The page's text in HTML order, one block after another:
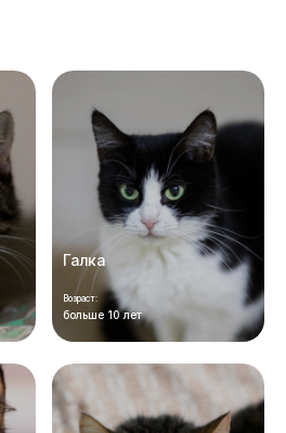
Галка
Возраст:
больше 10 лет